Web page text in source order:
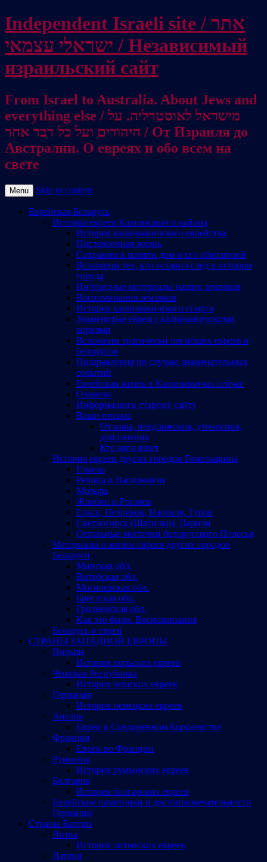
Independent Israeli site / אתר
ישראלי עצמאי / Независимый
израильский сайт
From Israel to Australia. About Jews and
everything else / מישראל לאוסטרליה. על
היהודים ועל כל דבר אחר / От Израиля до
Австралии. О евреях и обо всем на
свете
Menu Skip to content
Еврейская Беларусь
История евреев Калинкович и района
История калинковичского еврейства
Послевоенная жизнь
Сохраним в памяти дом и его обитателей
Вспомним тех, кто оставил след в истории
города
Интересные материалы наших земляков
Воспоминания земляков
История калинковичского спорта
Знаменитые евреи с калинковичскими
корнями
Вспомним трагически погибших евреев и
белорусов
Поздравления по случаю знаменательных
событий
Еврейская жизнь в Калинковичах сейчас
Озаричи
Информация к старому сайту
Ваши письма
Отзывы, предложения, уточнения,
дополнения
Кто кого ищет
История евреев других городов Гомельщины
Гомель
Речица и Василевичи
Мозырь
Жлобин и Рогачев
Ельск, Петриков, Наровля, Туров
Светлогорск (Шатилки), Паричи
Остальные местечки белорусского Полесья
Материалы о жизни евреев других городов
Беларуси
Минская обл.
Витебская обл.
Могилевская обл.
Брестская обл.
Гродненская обл.
Как это было. Воспоминания
Беларусь и евреи
СТРАНЫ ЗАПАДНОЙ ЕВРОПЫ
Польша
История польских евреев
Чешская Республика
История чешских евреев
Германия
История немецких евреев
Англия
Евреи в Соединенном Королевстве
Франция
Евреи во Франции
Румыния
История румынских евреев
Болгария
История болгарских евреев
Еврейские памятники и достопримечательности
Германии
Страны Балтии
Литва
История литовских евреев
Латвия